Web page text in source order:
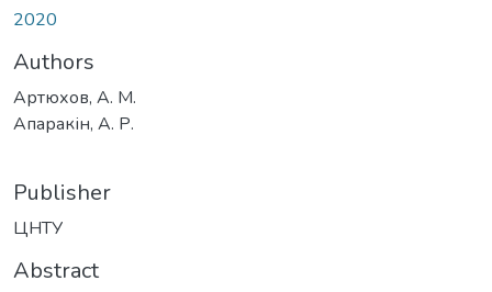
2020
Authors
Артюхов, А. М.
Апаракін, А. Р.
Publisher
ЦНТУ
Abstract